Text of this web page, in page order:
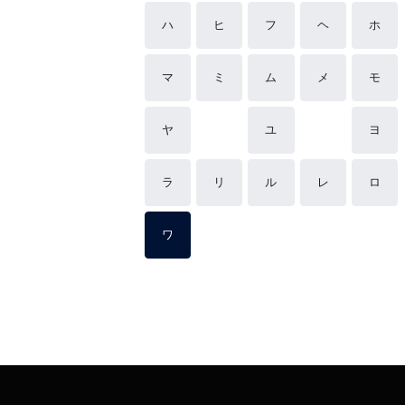
ハ ヒ フ ヘ ホ
マ ミ ム メ モ
ヤ ユ ヨ
ラ リ ル レ ロ
ワ